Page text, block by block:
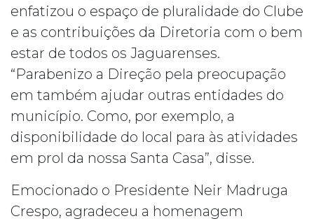
enfatizou o espaço de pluralidade do Clube
e as contribuições da Diretoria com o bem
estar de todos os Jaguarenses.
“Parabenizo a Direção pela preocupação
em também ajudar outras entidades do
município. Como, por exemplo, a
disponibilidade do local para às atividades
em prol da nossa Santa Casa”, disse.
Emocionado o Presidente Neir Madruga
Crespo, agradeceu a homenagem